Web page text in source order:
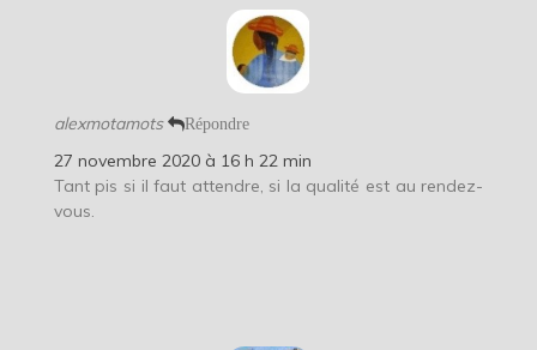
alexmotamots Répondre
27 novembre 2020 à 16 h 22 min
Tant pis si il faut attendre, si la qualité est au rendez-
vous.